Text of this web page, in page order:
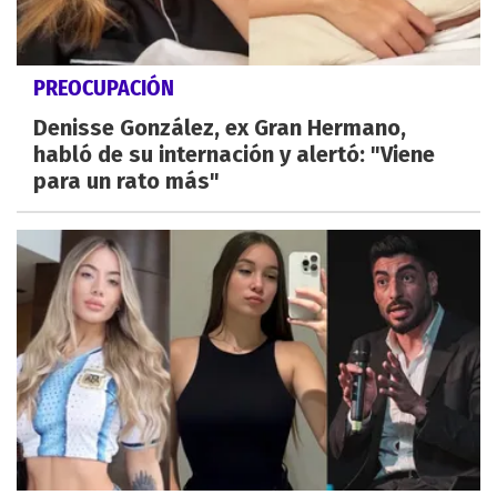
PREOCUPACIÓN
Denisse González, ex Gran Hermano,
habló de su internación y alertó: "Viene
para un rato más"